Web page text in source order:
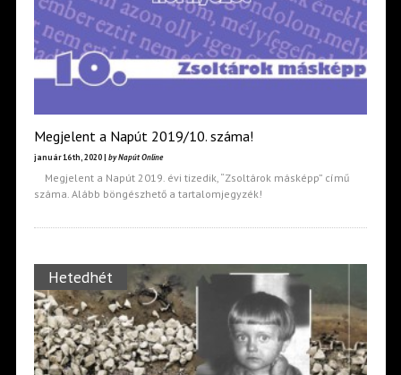
Megjelent a Napút 2019/10. száma!
január 16th, 2020 | by Napút Online
Megjelent a Napút 2019. évi tizedik, “Zsoltárok másképp” című
száma. Alább böngészhető a tartalomjegyzék!
Hetedhét